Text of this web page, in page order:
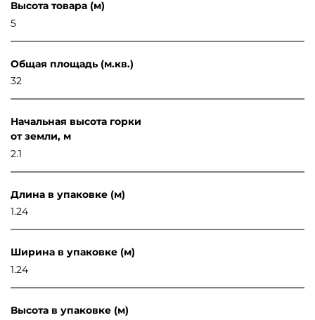
Высота товара (м)
5
Общая площадь (м.кв.)
32
Начальная высота горки
от земли, м
2.1
Длина в упаковке (м)
1.24
Ширина в упаковке (м)
1.24
Высота в упаковке (м)